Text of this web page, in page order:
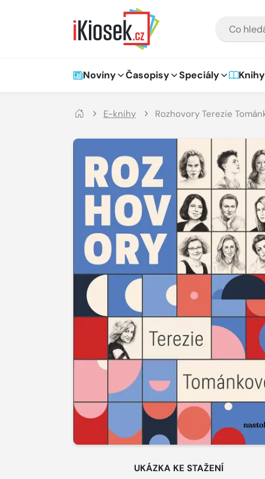
Hlavní navigace
Noviny Časopisy Speciály Knihy
E-knihy Rozhovory Terezie
UKÁZKA KE STAŽENÍ